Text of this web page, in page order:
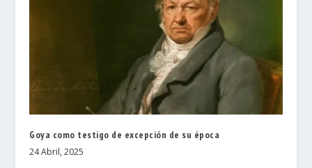
Goya como testigo de excepción de su época
24 Abril, 2025